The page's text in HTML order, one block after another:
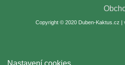
Copyright © 2020 Duben-Kaktus.cz |